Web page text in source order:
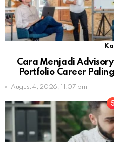
Cara Menjadi
Portfolio Career
August 4, 2026, 11:07 pm